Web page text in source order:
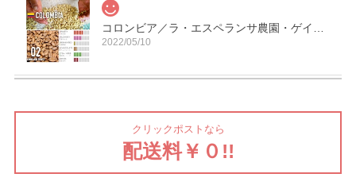
2022/05/10
【デカフェ】コロンビア／ラ・プラデーラ農園・カフェインレス【中深煎り】
2022/05/10クリックポストなら
配送料￥０!!